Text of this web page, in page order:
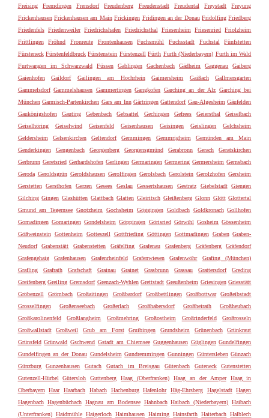
Freising
Fremdingen Frensdorf Freudenberg Freudenstadt Freudental Freystadt
Freyung
Frickenhausen Frickenhausen am Main Frickingen Fridingen an der Donau Fridolfing Friedberg
Friedenfels Friedenweiler Friedrichshafen Friedrichsthal Friesenheim Friesenried Friolzheim
Frittlingen
Fröhnd Fronreute Frontenhausen Fuchsmühl Fuchsstadt Fuchstal
Fünfstetten
Fürsteneck Fürstenfeldbruck Fürstenstein Fürstenzell Fürth Furth (Niederbayern) Furth im Wald
Furtwangen im Schwarzwald
Füssen Gablingen Gachenbach Gädheim Gaggenau
Gaiberg
Gaienhofen
Gaildorf Gailingen am Hochrhein Gaimersheim Gaißach
Gallmersgarten
Gammelsdorf Gammelshausen Gammertingen Gangkofen Garching an der Alz Garching bei
München Garmisch-Partenkirchen Gars am Inn Gärtringen Gattendorf Gau-Algesheim Gäufelden
Gaukönigshofen
Gauting Gebenbach Gebsattel Gechingen Gefrees Geiersthal
Geiselbach
Geiselhöring
Geiselwind Geisenfeld Geisenhausen Geisingen Geislingen
Gelchsheim
Geldersheim
Gelsenkirchen Geltendorf Gemmingen Gemmrigheim
Gemünden am Main
Genderkingen
Gengenbach Georgenberg Georgensgmünd Gerabronn Gerach
Geratskirchen
Gerbrunn Geretsried Gerhardshofen Gerlingen Germaringen Germering Germersheim Gernsbach
Geroda Geroldsgrün Geroldshausen Gerolfingen Gerolsbach Gerolstein Gerolzhofen Gersheim
Gerstetten
Gersthofen Gerzen Gesees Geslau Gessertshausen Gestratz Giebelstadt
Giengen
Gilching Gingen Glashütten Glattbach Glatten Gleiritsch Gleißenberg Glonn Glött Glottertal
Gmund am Tegernsee Gnotzheim Gochsheim Göggingen Goldbach Goldkronach Gollhofen
Gomadingen Gomaringen Gondelsheim Göppingen Görisried Görwihl Gosheim Gössenheim
Gößweinstein Gottenheim Gotteszell Gottfrieding Göttingen Gottmadingen Graben Graben-
Neudorf
Grabenstätt Grabenstetten Gräfelfing Grafenau Grafenberg Gräfenberg
Gräfendorf
Grafengehaig
Grafenhausen Grafenrheinfeld Grafenwiesen Grafenwöhr
Grafing (München)
Grafling
Grafrath Grafschaft Grainau Grainet Grasbrunn Grassau Grattersdorf
Greding
Greifenberg Greiling Gremsdorf Grenzach-Wyhlen Grettstadt Greußenheim Griesingen Griesstätt
Gröbenzell
Grömbach Großaitingen Großbardorf Großbettlingen Großbottwar
Großeibstadt
Grosselfingen
Großenseebach Großerlach Großhabersdorf Großheirath
Großheubach
Großkarolinenfeld
Großlangheim Großmehring Großostheim Großrinderfeld
Großrosseln
Großwallstadt
Großweil Grub am Forst Gruibingen Grundsheim Grünenbach
Grünkraut
Grünsfeld Grünwald Gschwend Gstadt am Chiemsee Guggenhausen Güglingen Gundelfingen
Gundelfingen an der Donau Gundelsheim Gundremmingen Gunningen Güntersleben Günzach
Günzburg
Gunzenhausen Gutach Gutach im Breisgau Gütenbach Guteneck
Gutenstetten
Gutenzell-Hürbel
Gütersloh Guttenberg Haag (Oberfranken) Haag an der Amper
Haag in
Oberbayern
Haar Haarbach Habach Hachenburg Hafenlohr Häg-Ehrsberg Hagelstadt
Hagen
Hagenbach Hagenbüchach Hagnau am Bodensee Hahnbach Haibach (Niederbayern) Haibach
(Unterfranken) Haidmühle Haigerloch Haimhausen Haiming Hainsfarth Haiterbach Halblech